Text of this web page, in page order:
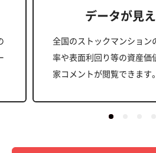
データが見え
全国のストックマンション
率や表面利回り等の資産価
家コメントが閲覧できます。